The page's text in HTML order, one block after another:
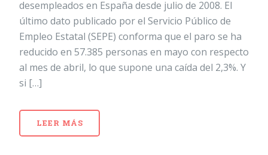
desempleados en España desde julio de 2008. El
último dato publicado por el Servicio Público de
Empleo Estatal (SEPE) conforma que el paro se ha
reducido en 57.385 personas en mayo con respecto
al mes de abril, lo que supone una caída del 2,3%. Y
si […]
LEER MÁS